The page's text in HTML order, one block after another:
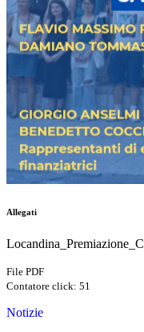
Allegati
File PDF
Contatore click: 51
Notizie